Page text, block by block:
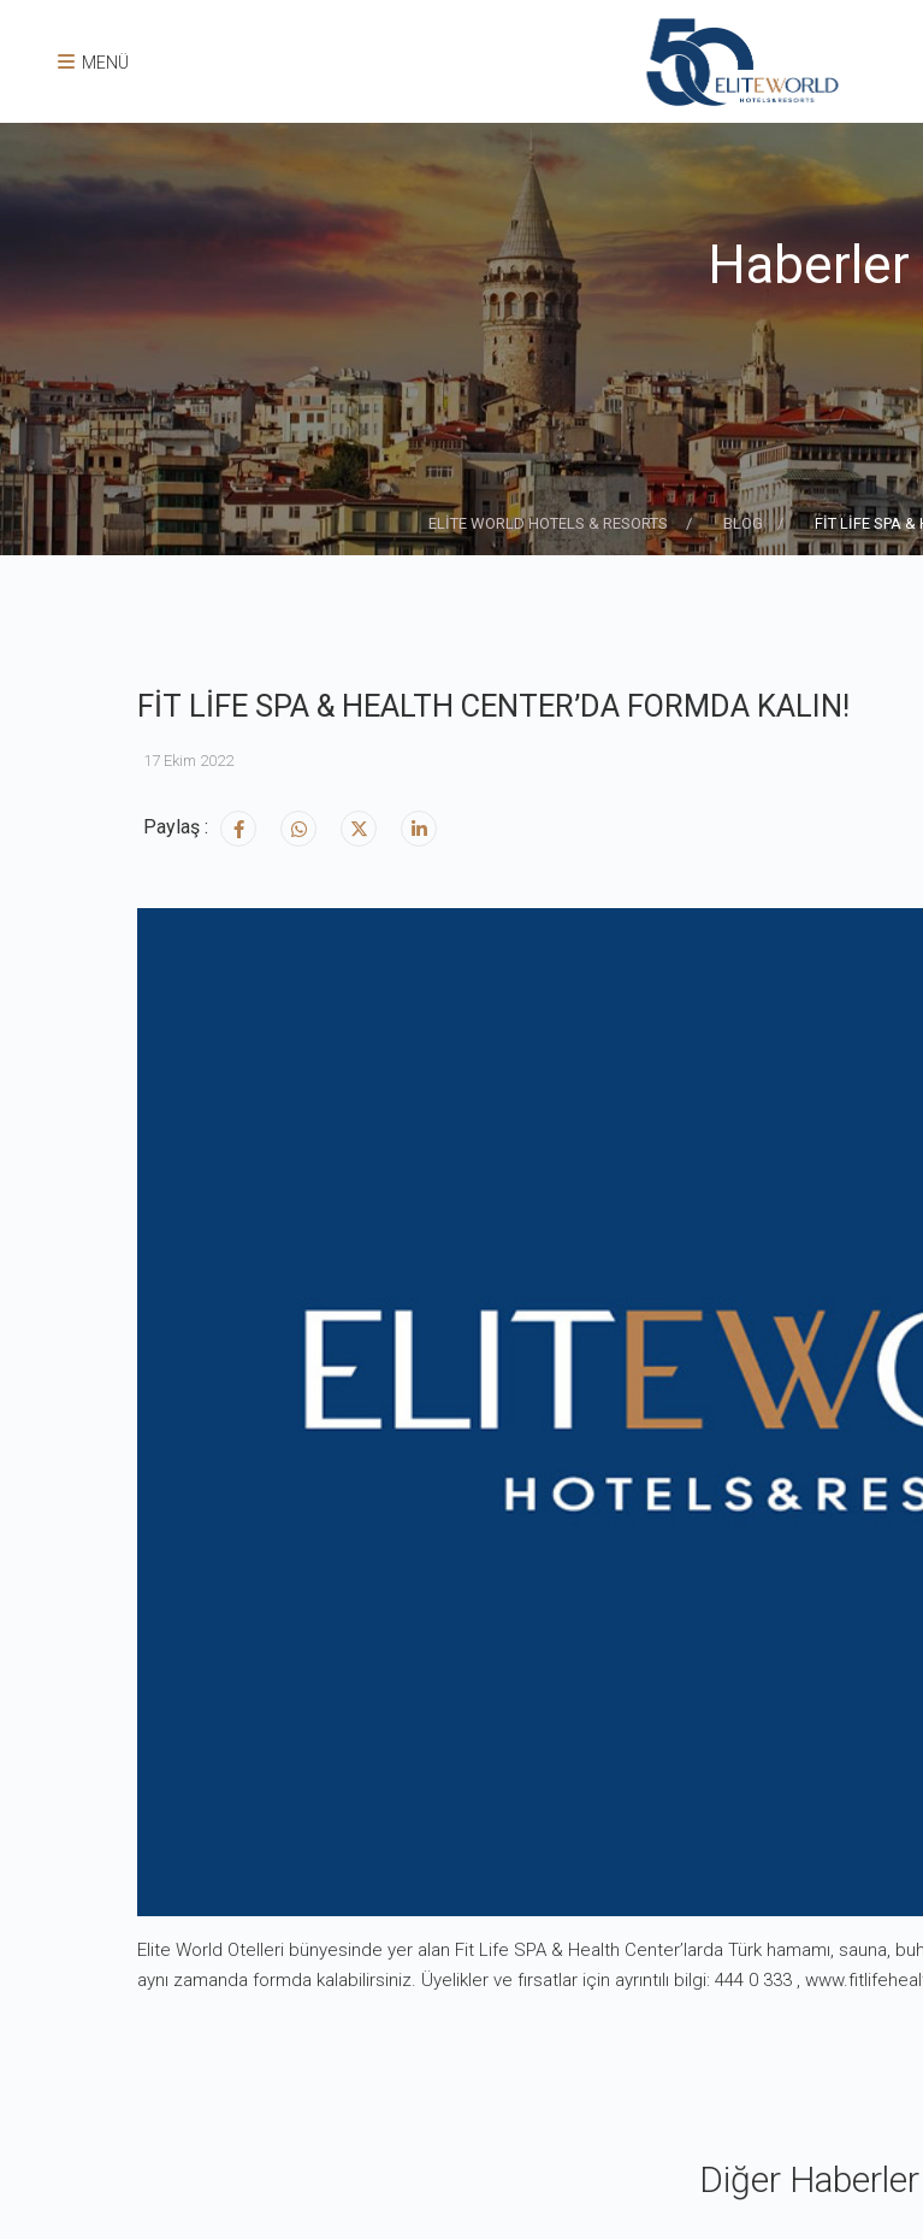
MENÜ
Haberler
ELİTE WORLD HOTELS & RESORTS BLOG FİT LİFE SPA &
FİT LİFE SPA & HEALTH CENTER’DA FORMDA KALIN!
17 Ekim 2022
Paylaş :
Elite World Otelleri bünyesinde yer alan Fit Life SPA & Health Center’larda Türk hamamı, sauna,
aynı zamanda formda kalabilirsiniz. Üyelikler ve fırsatlar için ayrıntılı bilgi: 444 0 333 ,
Diğer Haberler